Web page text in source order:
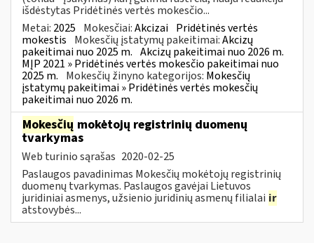
išdėstytas Pridėtinės vertės mokesčio...
Metai: 2025 Mokesčiai:Akcizai Pridėtinės vertės
mokestis Mokesčių įstatymų pakeitimai:Akcizų
pakeitimai nuo 2025 m. Akcizų pakeitimai nuo 2026 m.
MĮP 2021 » Pridėtinės vertės mokesčio pakeitimai nuo
2025 m. Mokesčių žinyno kategorijos: Mokesčių
įstatymų pakeitimai » Pridėtinės vertės mokesčių
pakeitimai nuo 2026 m.
Mokesčių mokėtojų registrinių duomenų
tvarkymas
Web turinio sąrašas 2020-02-25
Paslaugos pavadinimas Mokesčių mokėtojų registrinių
duomenų tvarkymas. Paslaugos gavėjai Lietuvos
juridiniai asmenys, užsienio juridinių asmenų filialai ir
atstovybės...